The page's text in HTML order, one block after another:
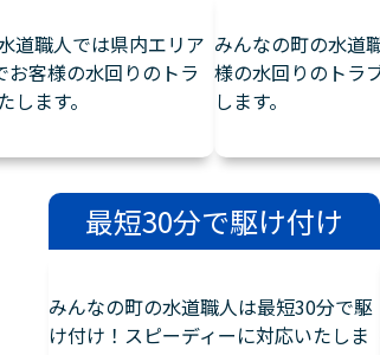
道職人では県内エリア
お客様の水回りのトラ
します。
みんなの町の水道
様の水回りのトラ
します。
最短30分で駆け付け
みんなの町の水道職人は最短30分で駆
け付け！スピーディーに対応いたしま